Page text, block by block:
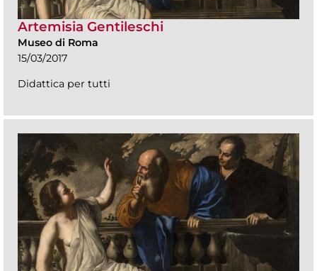
Artemisia Gentileschi
Museo di Roma
15/03/2017
Didattica per tutti